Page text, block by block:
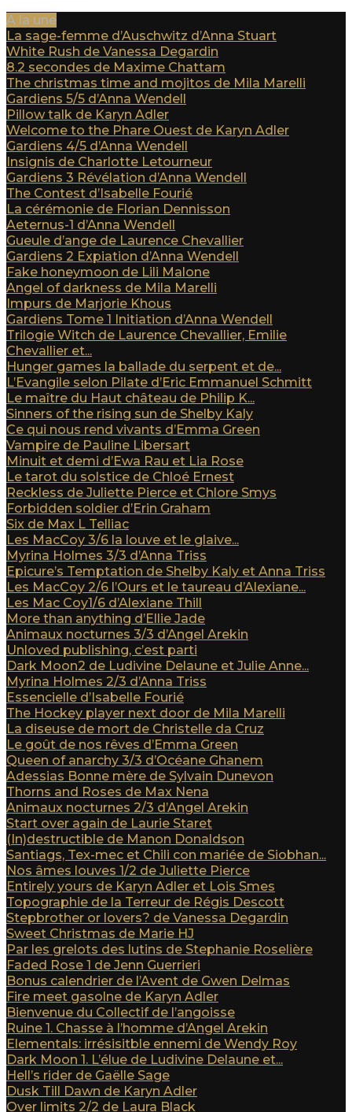
A la une
La sage-femme d’Auschwitz d’Anna Stuart
White Rush de Vanessa Degardin
8.2 secondes de Maxime Chattam
The christmas time and mojitos de Mila Marelli
Gardiens 5/5 d’Anna Wendell
Pillow talk de Karyn Adler
Welcome to the Phare Ouest de Karyn Adler
Gardiens 4/5 d’Anna Wendell
Insignis de Charlotte Letourneur
Gardiens 3 Révélation d’Anna Wendell
The Contest d’Isabelle Fourié
La cérémonie de Florian Dennisson
Aeternus-1 d’Anna Wendell
Gueule d’ange de Laurence Chevallier
Gardiens 2 Expiation d’Anna Wendell
Fake honeymoon de Lili Malone
Angel of darkness de Mila Marelli
Impurs de Marjorie Khous
Gardiens Tome 1 Initiation d’Anna Wendell
Trilogie Witch de Laurence Chevallier, Emilie
Chevallier et...
Hunger games la ballade du serpent et de...
L’Evangile selon Pilate d’Eric Emmanuel Schmitt
Le maître du Haut château de Philip K...
Sinners of the rising sun de Shelby Kaly
Ce qui nous rend vivants d’Emma Green
Vampire de Pauline Libersart
Minuit et demi d’Ewa Rau et Lia Rose
Le tarot du solstice de Chloé Ernest
Reckless de Juliette Pierce et Chlore Smys
Forbidden soldier d’Erin Graham
Six de Max L Telliac
Les MacCoy 3/6 la louve et le glaive...
Myrina Holmes 3/3 d’Anna Triss
Epicure’s Temptation de Shelby Kaly et Anna Triss
Les MacCoy 2/6 l’Ours et le taureau d’Alexiane...
Les Mac Coy1/6 d’Alexiane Thill
More than anything d’Ellie Jade
Animaux nocturnes 3/3 d’Angel Arekin
Unloved publishing, c’est parti
Dark Moon2 de Ludivine Delaune et Julie Anne...
Myrina Holmes 2/3 d’Anna Triss
Essencielle d’Isabelle Fourié
The Hockey player next door de Mila Marelli
La diseuse de mort de Christelle da Cruz
Le goût de nos rêves d’Emma Green
Queen of anarchy 3/3 d’Océane Ghanem
Adessias Bonne mère de Sylvain Dunevon
Thorns and Roses de Max Nena
Animaux nocturnes 2/3 d’Angel Arekin
Start over again de Laurie Staret
(In)destructible de Manon Donaldson
Santiags, Tex-mec et Chili con mariée de Siobhan...
Nos âmes louves 1/2 de Juliette Pierce
Entirely yours de Karyn Adler et Lois Smes
Topographie de la Terreur de Régis Descott
Stepbrother or lovers? de Vanessa Degardin
Sweet Christmas de Marie HJ
Par les grelots des lutins de Stephanie Roselière
Faded Rose 1 de Jenn Guerrieri
Bonus calendrier de l’Avent de Gwen Delmas
Fire meet gasolne de Karyn Adler
Bienvenue du Collectif de l’angoisse
Ruine 1. Chasse à l’homme d’Angel Arekin
Elementals: irrésisitble ennemi de Wendy Roy
Dark Moon 1. L’élue de Ludivine Delaune et...
Hell’s rider de Gaëlle Sage
Dusk Till Dawn de Karyn Adler
Over limits 2/2 de Laura Black